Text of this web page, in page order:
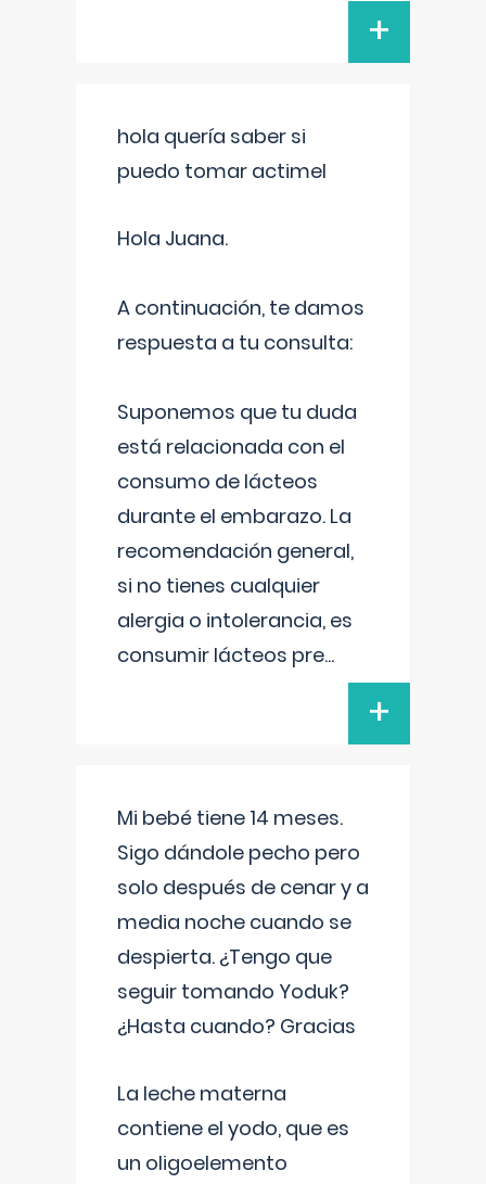
+
hola quería saber si
puedo tomar actimel
Hola Juana.
A continuación, te damos
respuesta a tu consulta:
Suponemos que tu duda
está relacionada con el
consumo de lácteos
durante el embarazo. La
recomendación general,
si no tienes cualquier
alergia o intolerancia, es
consumir lácteos pre...
+
Mi bebé tiene 14 meses.
Sigo dándole pecho pero
solo después de cenar y a
media noche cuando se
despierta. ¿Tengo que
seguir tomando Yoduk?
¿Hasta cuando? Gracias
La leche materna
contiene el yodo, que es
un oligoelemento